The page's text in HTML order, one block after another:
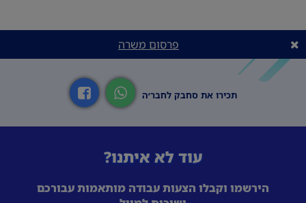
פרסום משרה
תכירו את סחבק לחבר׳ה
עוד לא איתנו?
הירשמו וקבלו הצעות עבודה מותאמות עבורכם